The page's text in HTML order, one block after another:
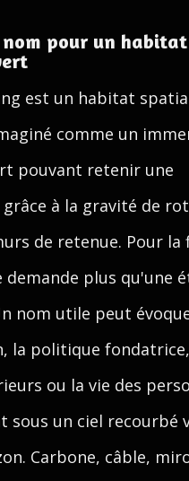
nom pour un habitat
est un habitat
comme un
pouvant retenir une
à la gravité de
de retenue. Pour la
demande plus qu'une
nom utile peut
la politique
ou la vie des
sous un ciel recourbé
Carbone, câble,